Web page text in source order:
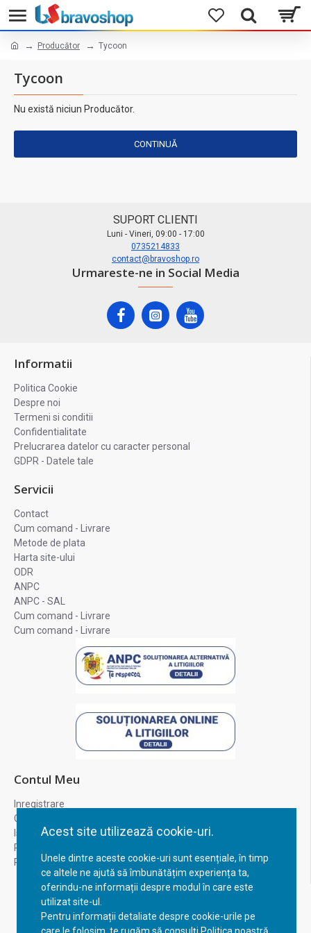
Acest site utilizează cookie-uri.
Unele dintre aceste cookie-uri sunt esențiale, în timp
ce altele ne ajută să îmbunătățim experiența ta,
oferindu-ne informații despre modul în care este
utilizat site-ul.
Pentru informații detaliate despre cookie-urile pe
Producător Tycoon
Tycoon
Nu există niciun Producător.
CONTINUĂ
SUPORT CLIENTI
Luni - Vineri, 09:00 - 17:00
0735214833
contact@bravoshop.ro
Urmareste-ne in Social Media
Informatii
Politica Cookie
Despre noi
Termeni si conditii
Confidentialitate
Prelucrarea datelor cu caracter personal
GDPR - Datele tale
Servicii
Contact
Cum comand - Livrare
Metode de plata
Harta site-ului
ODR
ANPC
ANPC - SAL
Cum comand - Livrare
Cum comand - Livrare
Contul Meu
Inregistrare
Contul meu
Istoric comenzi
Recuperare parola
Returnare produs